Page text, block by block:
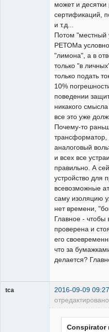
может и десятки
сертификаций,
и т.д...
Потом "местный
РЕТОМа условно
"лимона", а в
только "в
только подать
10%
поведении
никакого
все это уже
Почему-то
трансформатор,
аналоговый
и всех все
правильно. А
устройство для
всевозможные
саму изоляцию
нет времени,
Главное - чтобы
проверена и
его
что за
делается?
tca 2016-09-09
Conspirator